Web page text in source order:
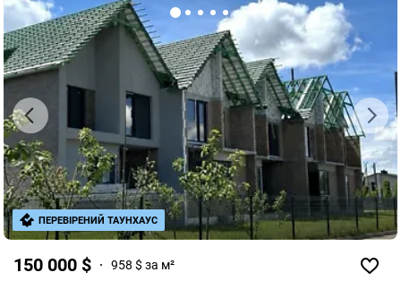
150 000 $ 958 $ за м²
ПЕРЕВІРЕНИЙ ТАУНХАУС